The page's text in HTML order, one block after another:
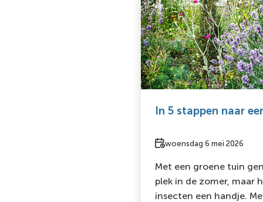
In 5 stappen naar
Datum
woensdag 6 mei 2026
Met een groene tuin
plek in de zomer, maar
insecten een handje.